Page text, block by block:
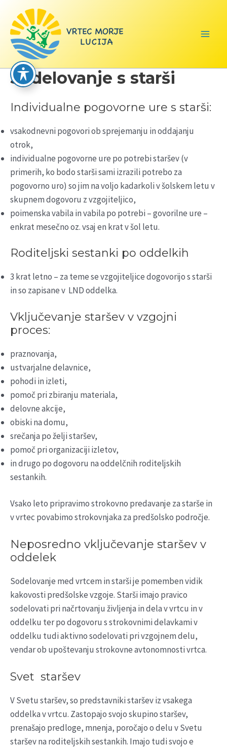
content
Sodelovanje s starši
Individualne pogovorne ure s starši:
vsakodnevni pogovori ob sprejemanju in oddajanju
otrok,
individualne pogovorne ure po potrebi staršev (v
primerih, ko bodo starši sami izrazili potrebo za
pogovorno uro) so jim na voljo kadarkoli v šolskem letu v
skupnem dogovoru z vzgojiteljico,
poimenska vabila in vabila po potrebi – govorilne ure –
enkrat mesečno oz. vsaj en krat v šol letu.
Roditeljski sestanki po oddelkih
3 krat letno – za teme se vzgojiteljice dogovorijo s starši
in so zapisane v LND oddelka.
Vključevanje staršev v vzgojni
proces:
praznovanja,
ustvarjalne delavnice,
pohodi in izleti,
pomoč pri zbiranju materiala,
delovne akcije,
obiski na domu,
srečanja po želji staršev,
pomoč pri organizaciji izletov,
in drugo po dogovoru na oddelčnih roditeljskih
sestankih.
Vsako leto pripravimo strokovno predavanje za starše in
v vrtec povabimo strokovnjaka za predšolsko področje.
Neposredno vključevanje staršev v
oddelek
Sodelovanje med vrtcem in starši je pomemben vidik
kakovosti predšolske vzgoje. Starši imajo pravico
sodelovati pri načrtovanju življenja in dela v vrtcu in v
oddelku ter po dogovoru s strokovnimi delavkami v
oddelku tudi aktivno sodelovati pri vzgojnem delu,
vendar ob upoštevanju strokovne avtonomnosti vrtca.
Svet staršev
V Svetu staršev, so predstavniki staršev iz vsakega
oddelka v vrtcu. Zastopajo svojo skupino staršev,
prenašajo predloge, mnenja, poročajo o delu v Svetu
staršev na roditeljskih sestankih. Imajo tudi svojo e